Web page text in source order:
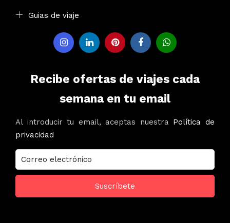
Guias de viaje
Recibe ofertas de viajes cada
semana en tu email
Al introducir tu email, aceptas nuestra Política de
privacidad